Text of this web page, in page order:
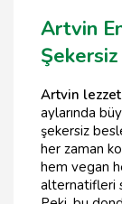
Artvin
Artvin
aylarında
şekersiz
her zaman
hem vegan
alternatifleri